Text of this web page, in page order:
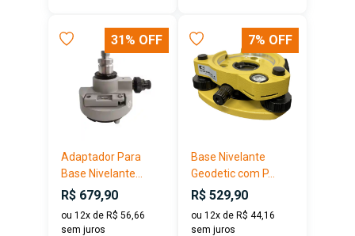
31% OFF
Adaptador Para
Base Nivelante...
R$ 679,90
ou 12x de R$ 56,66
sem juros
7% OFF
Base Nivelante
Geodetic com P...
R$ 529,90
ou 12x de R$ 44,16
sem juros